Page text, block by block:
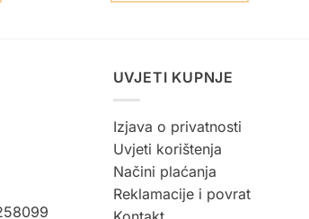
UVJETI KUPNJE
Izjava o privatnosti
Uvjeti korištenja
Načini plaćanja
Reklamacije i povrat